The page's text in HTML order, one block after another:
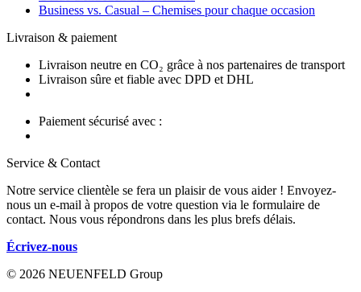
Business vs. Casual – Chemises pour chaque occasion
Livraison & paiement
Livraison neutre en CO₂ grâce à nos partenaires de transport
Livraison sûre et fiable avec DPD et DHL
Paiement sécurisé avec :
Service & Contact
Notre service clientèle se fera un plaisir de vous aider ! Envoyez-
nous un e-mail à propos de votre question via le formulaire de
contact. Nous vous répondrons dans les plus brefs délais.
Écrivez-nous
© 2026 NEUENFELD Group